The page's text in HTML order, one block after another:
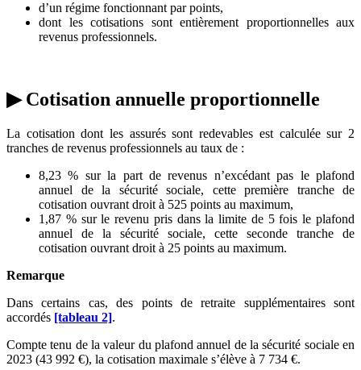
d’un régime fonctionnant par points,
dont les cotisations sont entièrement proportionnelles aux
revenus professionnels.
▶ Cotisation annuelle proportionnelle
La cotisation dont les assurés sont redevables est calculée sur 2
tranches de revenus professionnels au taux de :
8,23 % sur la part de revenus n’excédant pas le plafond
annuel de la sécurité sociale, cette première tranche de
cotisation ouvrant droit à 525 points au maximum,
1,87 % sur le revenu pris dans la limite de 5 fois le plafond
annuel de la sécurité sociale, cette seconde tranche de
cotisation ouvrant droit à 25 points au maximum.
Remarque
Dans certains cas, des points de retraite supplémentaires sont
accordés [tableau 2].
Compte tenu de la valeur du plafond annuel de la sécurité sociale en
2023 (43 992 €), la cotisation maximale s’élève à 7 734 €.